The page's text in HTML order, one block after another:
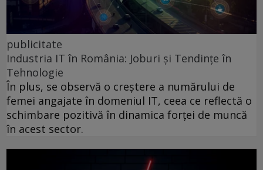
publicitate
Industria IT în România: Joburi și Tendințe în
Tehnologie
În plus, se observă o creștere a numărului de
femei angajate în domeniul IT, ceea ce reflectă o
schimbare pozitivă în dinamica forței de muncă
în acest sector.